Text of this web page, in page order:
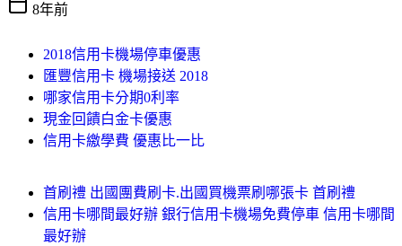
8年前
2018信用卡機場停車優惠
匯豐信用卡 機場接送 2018
哪家信用卡分期0利率
現金回饋白金卡優惠
信用卡繳學費 優惠比一比
首刷禮 出國團費刷卡.出國買機票刷哪張卡 首刷禮
信用卡哪間最好辦 銀行信用卡機場免費停車 信用卡哪間
最好辦